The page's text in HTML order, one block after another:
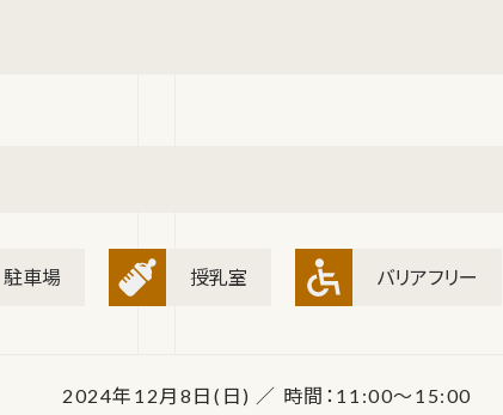
駐車場 授乳室 バリアフリー
2024年12月8日(日) ／ 時間：11:00～15:00